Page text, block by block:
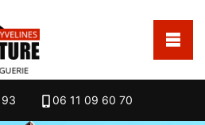
06 11 09 60 70